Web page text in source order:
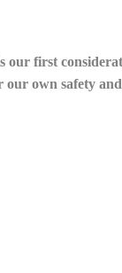
our first
our own safety